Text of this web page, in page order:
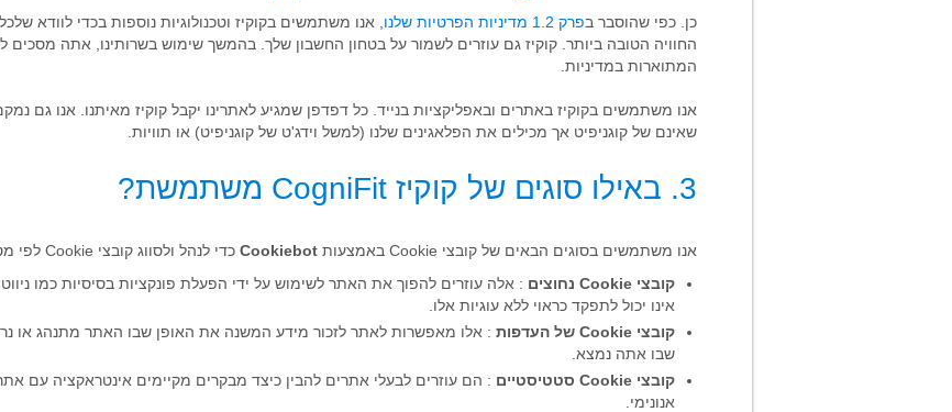
כן. כפי שהוסבר בפרק 1.2 מדיניות הפרטיות שלנו
החוויה הטובה ביותר. קוקיז גם עוזרים לשמור על בטחון החשבון שלך. בהמשך שימוש בשרותינו, אתה מסכים
המתוארות במדיניות.
אנו משתמשים בקוקיז באתרים ובאפליקציות בנייד. כל דפדפן שמגיע לאתרינו יקבל קוקיז מאיתנו. אנו גם
שאינם של קוגניפיט אך מכילים את הפלאגינים שלנו (למשל וידג'ט של קוגניפיט) או תוויות.
3. באילו סוגים של קוקיז CogniFit משתמשת?
אנו משתמשים בסוגים הבאים של קובצי Cookie באמצעות Cookiebot כדי לנהל ולסווג קובצי Cookie לפי מטרה:
קובצי Cookie נחוצים
: אלה עוזרים להפוך את האתר לשימוש על ידי הפעלת פונקציות בסיסיות כמו
אינו יכול לתפקד כראוי ללא עוגיות אלו.
קובצי Cookie של העדפות
: אלו מאפשרות לאתר לזכור מידע המשנה את האופן שבו האתר מתנהג או
שבו אתה נמצא.
קובצי Cookie סטטיסטיים
: הם עוזרים לבעלי אתרים להבין כיצד מבקרים מקיימים אינטראקציה עם
אנונימי.